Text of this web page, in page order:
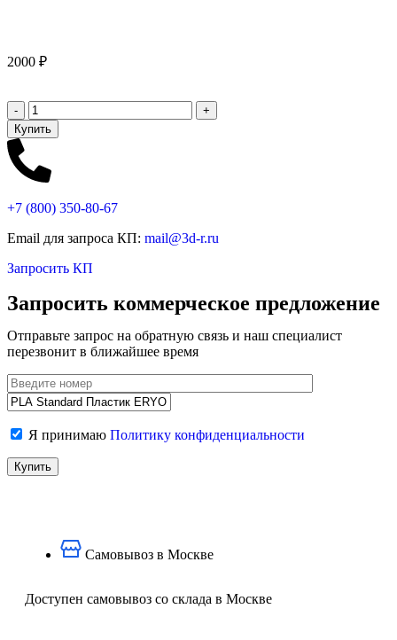
2000 ₽
Купить
+7 (800) 350-80-67
Email для запроса КП: mail@3d-r.ru
Запросить КП
Запросить коммерческое предложение
Отправьте запрос на обратную связь и наш специалист
перезвонит в ближайшее время
Я принимаю Политику конфиденциальности
Самовывоз в Москве
Доступен самовывоз со склада в Москве